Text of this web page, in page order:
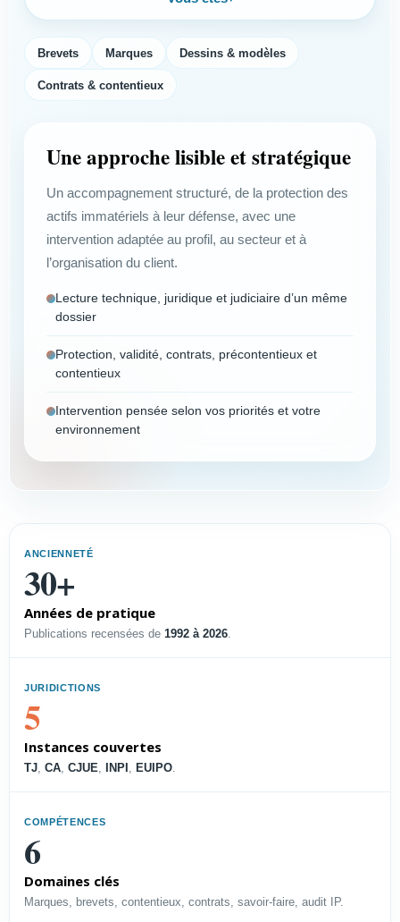
Brevets Marques Dessins & modèles
Contrats & contentieux
Une approche lisible et stratégique
Un accompagnement structuré, de la protection des
actifs immatériels à leur défense, avec une
intervention adaptée au profil, au secteur et à
l’organisation du client.
Lecture technique, juridique et judiciaire d’un même
dossier
Protection, validité, contrats, précontentieux et
contentieux
Intervention pensée selon vos priorités et votre
environnement
immédiat et accéder à la page dédiée.
PROFIL
Voir le profil →
PROFIL
ANCIENNETÉ
30+
Années de pratique
Publications recensées de 1992 à 2026.
JURIDICTIONS
5
Instances couvertes
TJ, CA, CJUE, INPI , EUIPO.
COMPÉTENCES
6
Domaines clés
Marques, brevets, contentieux, contrats, savoir-faire, audit IP.